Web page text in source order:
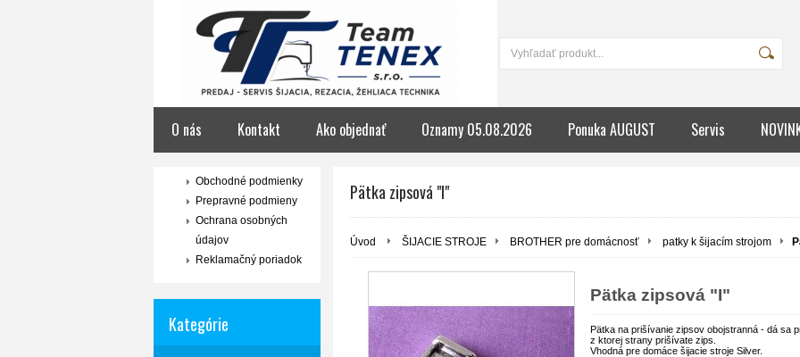
O nás Kontakt Ako objednať Oznamy 05.08.2026 Ponuka AUGUST Servis
Obchodné podmienky
Prepravné podmieny
Ochrana osobných
údajov
Reklamačný poriadok
Kategórie
Pätka zipsová "I"
Úvod ŠIJACIE STROJE BROTHER pre domácnosť patky k šijacím strojom
Pätka zipsová "I"
Pätka na prišívanie zipsov obojstranná - dá sa
z ktorej strany prišívate zips.
Vhodná pre domáce šijacie stroje Silver.